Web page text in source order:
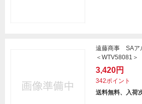
遠藤商事 SAア
＜WTV58081＞
3,420円
342ポイント
送料無料、入荷